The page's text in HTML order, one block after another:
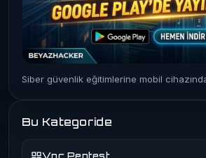
Siber güvenlik eğitimlerine mobil
Bu Kategoride